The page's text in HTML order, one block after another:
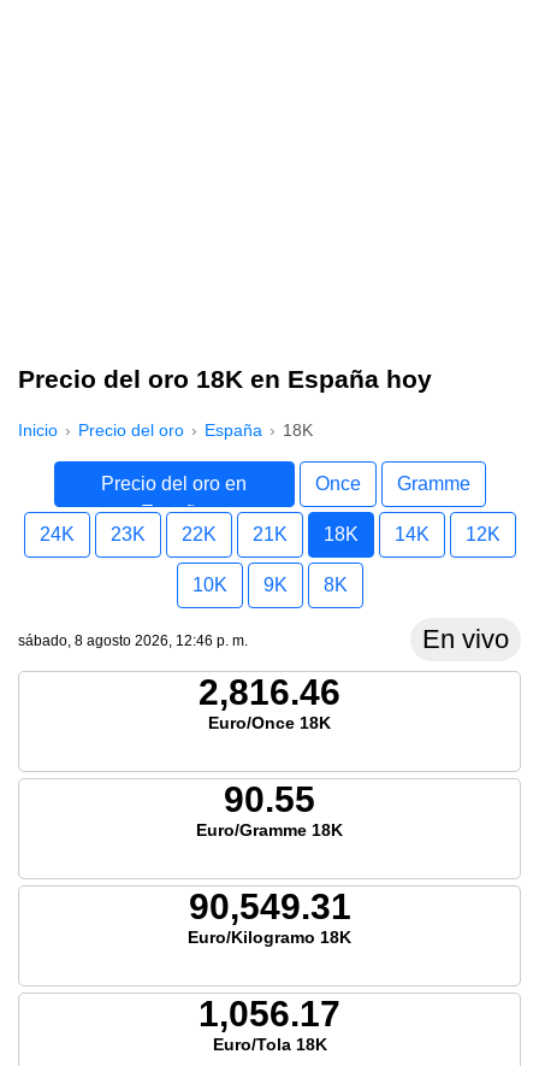
Precio del oro 18K en España hoy
Inicio Precio del oro España 18K
Precio del oro en
España
Once Gramme
24K 23K 22K 21K 18K 14K 12K
10K 9K 8K
sábado, 8 agosto 2026, 12:46 p. m. En vivo
2,816.46
Euro/Once 18K
90.55
Euro/Gramme 18K
90,549.31
Euro/Kilogramo 18K
1,056.17
Euro/Tola 18K